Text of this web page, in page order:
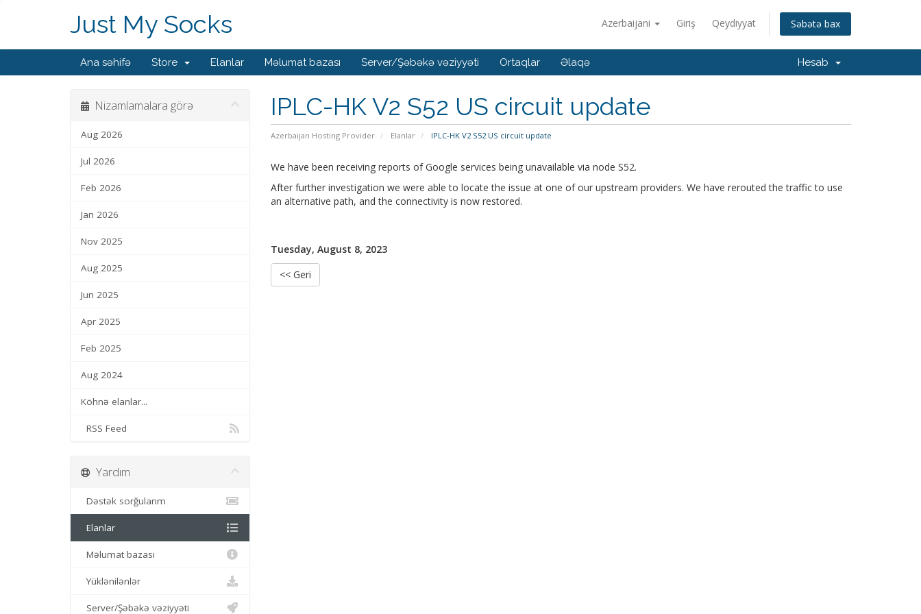
Azerbaijani Giriş Qeydiyyat Səbətə bax
Just My Socks
Ana səhifə Store Elanlar Məlumat bazası Server/Şəbəkə vəziyyəti Ortaqlar Əlaqə Hesab
IPLC-HK V2 S52 US circuit update
Azerbaijan Hosting Provider Elanlar IPLC-HK V2 S52 US circuit update
Nizamlamalara görə
Aug 2026
Jul 2026
Feb 2026
Jan 2026
Nov 2025
Aug 2025
Jun 2025
Apr 2025
Feb 2025
Aug 2024
Köhnə elanlar...
RSS Feed
We have been receiving reports of Google services being unavailable via node S52.
After further investigation we were able to locate the issue at one of our upstream providers. We have rerouted the traffic to use
an alternative path, and the connectivity is now restored.
Tuesday, August 8, 2023
<< Geri
Yardım
Dəstək sorğularım
Elanlar
Məlumat bazası
Yüklənilənlər
Server/Şəbəkə vəziyyəti